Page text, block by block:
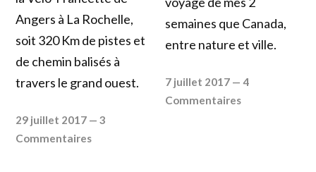
Angers à La Rochelle,
soit 320 Km de pistes et
de chemin balisés à
travers le grand ouest.
29 juillet 2017 —3
Commentaires
semaines que Canada,
entre nature et ville.
7 juillet 2017 —4
Commentaires